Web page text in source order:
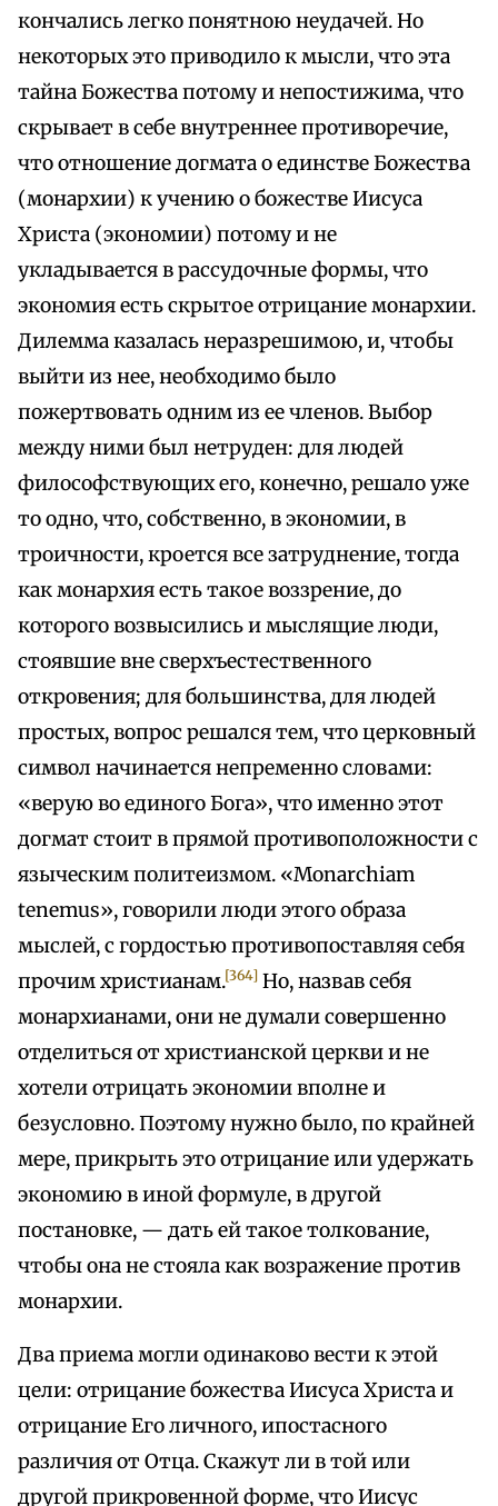
кончались легко понятною неудачей. Но
некоторых это приводило к мысли, что эта
тайна Божества потому и непостижима, что
скрывает в себе внутреннее противоречие,
что отношение догмата о единстве Божества
(монархии) к учению о божестве Иисуса
Христа (экономии) потому и не
укладывается в рассудочные формы, что
экономия есть скрытое отрицание монархии.
Дилемма казалась неразрешимою, и, чтобы
выйти из нее, необходимо было
пожертвовать одним из ее членов. Выбор
между ними был нетруден: для людей
философствующих его, конечно, решало уже
то одно, что, собственно, в экономии, в
троичности, кроется все затруднение, тогда
как монархия есть такое воззрение, до
которого возвысились и мыслящие люди,
стоявшие вне сверхъестественного
откровения; для большинства, для людей
простых, вопрос решался тем, что церковный
символ начинается непременно словами:
«верую во единого Бога», что именно этот
догмат стоит в прямой противоположности с
языческим политеизмом. «Monarchiam
tenemus», говорили люди этого образа
мыслей, с гордостью противопоставляя себя
прочим христианам.[364] Но, назвав себя
монархианами, они не думали совершенно
отделиться от христианской церкви и не
хотели отрицать экономии вполне и
безусловно. Поэтому нужно было, по крайней
мере, прикрыть это отрицание или удержать
экономию в иной формуле, в другой
постановке, — дать ей такое толкование,
чтобы она не стояла как возражение против
монархии.
Два приема могли одинаково вести к этой
цели: отрицание божества Иисуса Христа и
отрицание Его личного, ипостасного
различия от Отца. Скажут ли в той или
другой прикровенной форме, что Иисус